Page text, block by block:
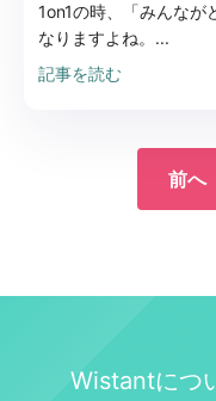
1on1の時、「みんなが
なりますよね。...
記事を読む
前へ
Wistantにつ